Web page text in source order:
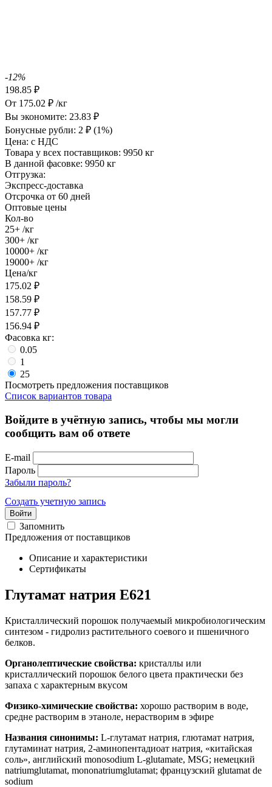
-12%
198.85 ₽
От 175.02 ₽ /кг
Вы экономите: 23.83 ₽
Бонусные рубли: 2 ₽ (1%)
Цена: с НДС
Товара у всех поставщиков: 9950 кг
В данной фасовке: 9950 кг
Отгрузка:
Экспресс-доставка
Отсрочка от 60 дней
Оптовые цены
Кол-во
25+ /кг
300+ /кг
10000+ /кг
19000+ /кг
Цена/кг
175.02 ₽
158.59 ₽
157.77 ₽
156.94 ₽
Фасовка кг:
0.05
1
25
Посмотреть предложения поставщиков
Список вариантов товара
Войдите в учётную запись, чтобы мы могли
сообщить вам об ответе
E-mail
Пароль
Забыли пароль?
Создать учетную запись
Войти
Запомнить
Предложения от поставщиков
Описание и характеристики
Сертификаты
Глутамат натрия Е621
Кристаллический порошок получаемый микробиологическим
синтезом - гидролиз растительного соевого и пшеничного
белков.
Органолептические свойства: кристаллы или
кристаллический порошок белого цвета практически без
запаха с характерным вкусом
Физико-химические свойства: хорошо растворим в воде,
средне растворим в этаноле, нерастворим в эфире
Названия синонимы: L-глутамат натрия, глютамат натрия,
глутаминат натрия, 2-аминопентадиоат натрия, «китайская
соль», английский monosodium L-glutamate, MSG; немецкий
natriumglutamat, mononatriumglutamat; французский glutamat de
sodium